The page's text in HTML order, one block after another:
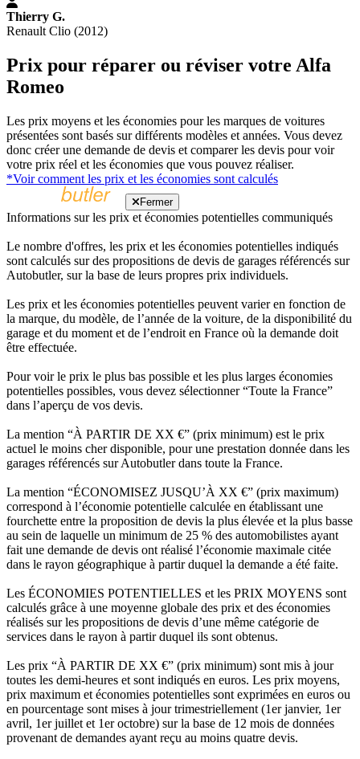
Thierry G.
Renault Clio (2012)
Prix pour réparer ou réviser votre Alfa
Romeo
Les prix moyens et les économies pour les marques de voitures
présentées sont basés sur différents modèles et années. Vous devez
donc créer une demande de devis et comparer les devis pour voir
votre prix réel et les économies que vous pouvez réaliser.
*Voir comment les prix et les économies sont calculés
Fermer
Informations sur les prix et économies potentielles communiqués
Le nombre d'offres, les prix et les économies potentielles indiqués
sont calculés sur des propositions de devis de garages référencés sur
Autobutler, sur la base de leurs propres prix individuels.
Les prix et les économies potentielles peuvent varier en fonction de
la marque, du modèle, de l’année de la voiture, de la disponibilité du
garage et du moment et de l’endroit en France où la demande doit
être effectuée.
Pour voir le prix le plus bas possible et les plus larges économies
potentielles possibles, vous devez sélectionner “Toute la France”
dans l’aperçu de vos devis.
La mention “À PARTIR DE XX €” (prix minimum) est le prix
actuel le moins cher disponible, pour une prestation donnée dans les
garages référencés sur Autobutler dans toute la France.
La mention “ÉCONOMISEZ JUSQU’À XX €” (prix maximum)
correspond à l’économie potentielle calculée en établissant une
fourchette entre la proposition de devis la plus élevée et la plus basse
au sein de laquelle un minimum de 25 % des automobilistes ayant
fait une demande de devis ont réalisé l’économie maximale citée
dans le rayon géographique à partir duquel la demande a été faite.
Les ÉCONOMIES POTENTIELLES et les PRIX MOYENS sont
calculés grâce à une moyenne globale des prix et des économies
réalisés sur les propositions de devis d’une même catégorie de
services dans le rayon à partir duquel ils sont obtenus.
Les prix “À PARTIR DE XX €” (prix minimum) sont mis à jour
toutes les demi-heures et sont indiqués en euros. Les prix moyens,
prix maximum et économies potentielles sont exprimées en euros ou
en pourcentage sont mises à jour trimestriellement (1er janvier, 1er
avril, 1er juillet et 1er octobre) sur la base de 12 mois de données
provenant de demandes ayant reçu au moins quatre devis.